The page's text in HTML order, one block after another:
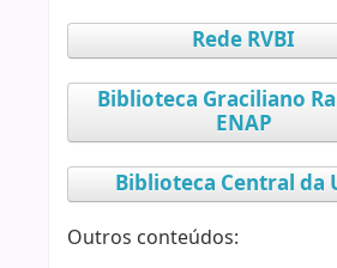
Rede RVBI
Biblioteca Graciliano
ENAP
Biblioteca Central da
Outros conteúdos: